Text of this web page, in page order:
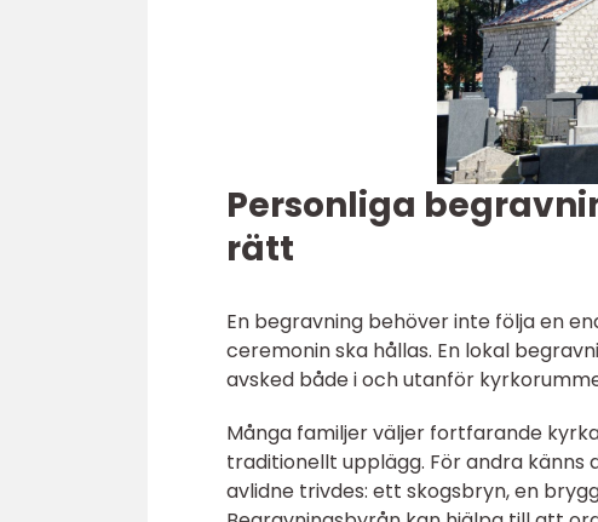
Personliga
rätt
En begravning behöver inte följa en
ceremonin ska hållas. En lokal
avsked både i och utanför
Många familjer väljer fortfarande
traditionellt upplägg. För andra
avlidne trivdes: ett skogsbryn, en